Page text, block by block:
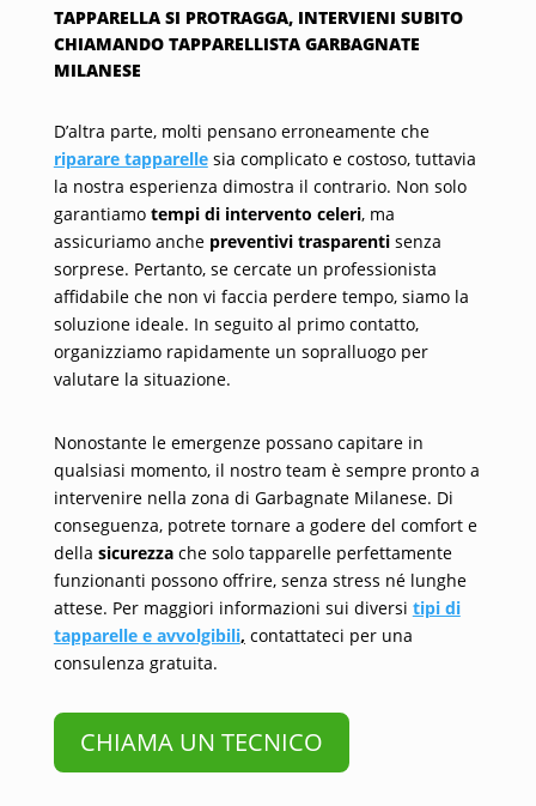
TAPPARELLA SI PROTRAGGA, INTERVIENI SUBITO
CHIAMANDO TAPPARELLISTA GARBAGNATE
MILANESE
D’altra parte, molti pensano erroneamente che
riparare tapparellesia complicato e costoso, tuttavia
la nostra esperienza dimostra il contrario. Non solo
garantiamo tempi di intervento celeri, ma
assicuriamo anche preventivi trasparentisenza
sorprese. Pertanto, se cercate un professionista
affidabile che non vi faccia perdere tempo, siamo la
soluzione ideale. In seguito al primo contatto,
organizziamo rapidamente un sopralluogo per
valutare la situazione.
Nonostante le emergenze possano capitare in
qualsiasi momento, il nostro team è sempre pronto a
intervenire nella zona di Garbagnate Milanese. Di
conseguenza, potrete tornare a godere del comfort e
della sicurezzache solo tapparelle perfettamente
funzionanti possono offrire, senza stress né lunghe
attese. Per maggiori informazioni sui diversi tipi di
tapparelle e avvolgibili, contattateci per una
consulenza gratuita.
CHIAMA UN TECNICO